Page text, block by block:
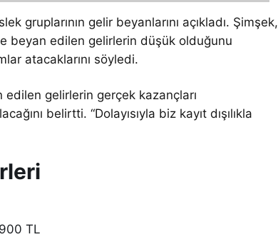
gruplarının gelir beyanlarını açıkladı. Şimşek,
beyan edilen gelirlerin düşük olduğunu
atacaklarını söyledi.
edilen gelirlerin gerçek kazançları
belirtti. “Dolayısıyla biz kayıt dışılıkla
TL